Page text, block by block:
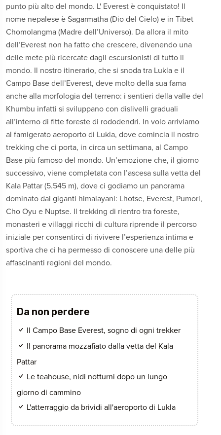
punto più alto del mondo. L' Everest è conquistato! Il
nome nepalese è Sagarmatha (Dio del Cielo) e in Tibet
Chomolangma (Madre dell’Universo). Da allora il mito
dell’Everest non ha fatto che crescere, divenendo una
delle mete più ricercate dagli escursionisti di tutto il
mondo. Il nostro itinerario, che si snoda tra Lukla e il
Campo Base dell’Everest, deve molto della sua fama
anche alla morfologia del terreno: i sentieri della valle del
Khumbu infatti si sviluppano con dislivelli graduali
all’interno di fitte foreste di rododendri. In volo arriviamo
al famigerato aeroporto di Lukla, dove comincia il nostro
trekking che ci porta, in circa un settimana, al Campo
Base più famoso del mondo. Un’emozione che, il giorno
successivo, viene completata con l’ascesa sulla vetta del
Kala Pattar (5.545 m), dove ci godiamo un panorama
dominato dai giganti himalayani: Lhotse, Everest, Pumori,
Cho Oyu e Nuptse. Il trekking di rientro tra foreste,
monasteri e villaggi ricchi di cultura riprende il percorso
iniziale per consentirci di rivivere l’esperienza intima e
sportiva che ci ha permesso di conoscere una delle più
affascinanti regioni del mondo.
Da non perdere
Il Campo Base Everest, sogno di ogni trekker
Il panorama mozzafiato dalla vetta del Kala
Pattar
Le teahouse, nidi notturni dopo un lungo
giorno di cammino
L'atterraggio da brividi all'aeroporto di Lukla